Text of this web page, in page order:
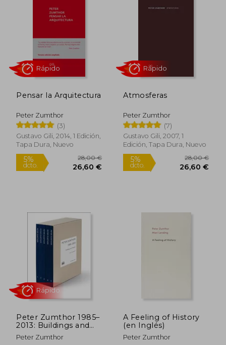
Pensar la Arquitectura
Peter Zumthor
(3)
Gustavo Gili, 2014, 1 Edición,
Tapa Dura, Nuevo
5%
dcto.
Rápido
Atmosferas
Peter Zumthor
(7)
Gustavo Gili, 2007, 1
Edición, Tapa Dura, Nuevo
5%
dcto.
Rápido
Peter Zumthor 1985–
2013: Buildings and
Projects (en Inglés)
Peter Zumthor
A Feeling of History
(en Inglés)
Peter Zumthor